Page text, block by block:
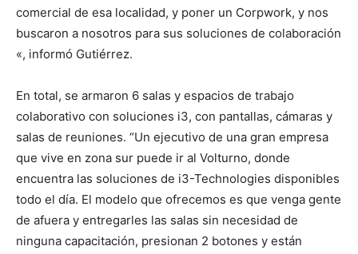
comercial de esa localidad, y poner un Corpwork, y nos
buscaron a nosotros para sus soluciones de colaboración
«, informó Gutiérrez.
En total, se armaron 6 salas y espacios de trabajo
colaborativo con soluciones i3, con pantallas, cámaras y
salas de reuniones. “Un ejecutivo de una gran empresa
que vive en zona sur puede ir al Volturno, donde
encuentra las soluciones de i3-Technologies disponibles
todo el día. El modelo que ofrecemos es que venga gente
de afuera y entregarles las salas sin necesidad de
ninguna capacitación, presionan 2 botones y están